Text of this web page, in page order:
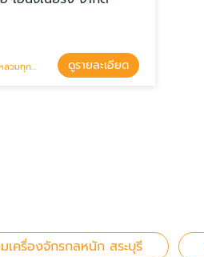
ถตัก รถแบคโฮ ดูรายละเอียด
เครื่องจักรกลหนัก สระบุรี